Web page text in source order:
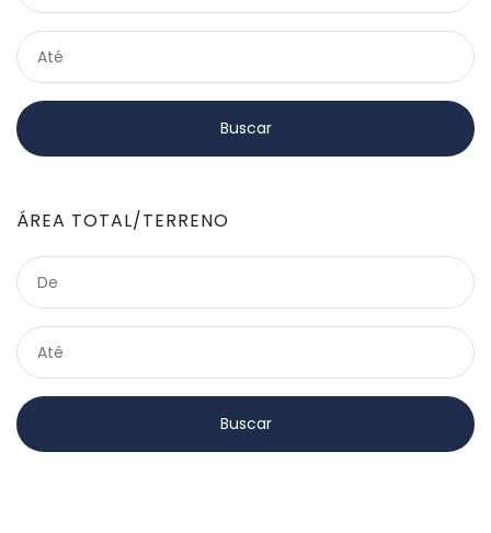
ÁREA TOTAL/TERRENO